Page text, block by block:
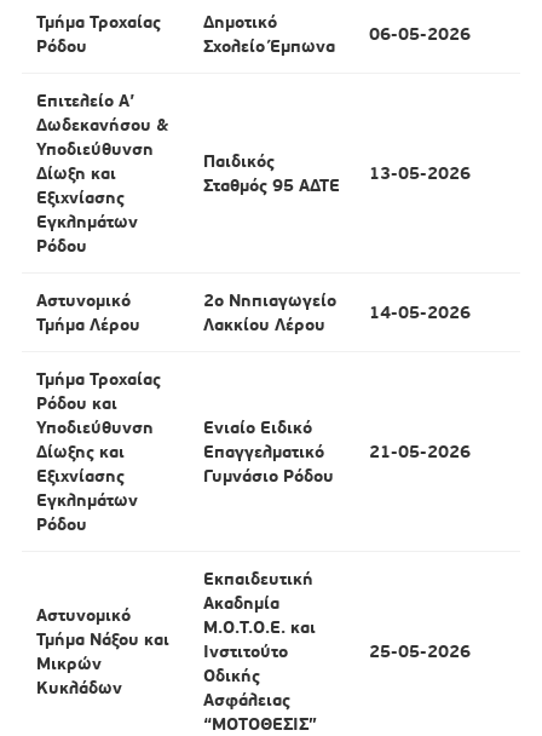
Τμήμα Τροχαίας
Ρόδου
Δημοτικό
Σχολείο Έμπωνα
06-05-2026
Επιτελείο Α’
Δωδεκανήσου &
Υποδιεύθυνση
Δίωξη και
Εξιχνίασης
Εγκλημάτων
Ρόδου
Παιδικός
Σταθμός 95 ΑΔΤΕ
13-05-2026
Αστυνομικό
Τμήμα Λέρου
2ο Νηπιαγωγείο
Λακκίου Λέρου
14-05-2026
Τμήμα Τροχαίας
Ρόδου και
Υποδιεύθυνση
Δίωξης και
Εξιχνίασης
Εγκλημάτων
Ρόδου
Ενιαίο Ειδικό
Επαγγελματικό
Γυμνάσιο Ρόδου
21-05-2026
Αστυνομικό
Τμήμα Νάξου και
Μικρών
Κυκλάδων
Εκπαιδευτική
Ακαδημία
Μ.Ο.Τ.Ο.Ε. και
Ινστιτούτο
Οδικής
Ασφάλειας
“ΜΟΤΟΘΕΣΙΣ”
25-05-2026